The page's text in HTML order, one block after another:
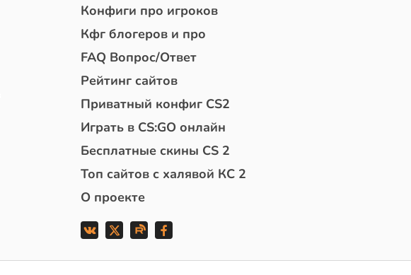
Конфиги про игроков
Кфг блогеров и про
FAQ Вопрос/Ответ
Рейтинг сайтов
Приватный конфиг CS2
Играть в CS:GO онлайн
Бесплатные скины CS 2
Топ сайтов с халявой КС 2
О проекте